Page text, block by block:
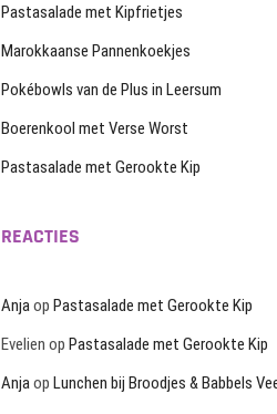
Pastasalade met Kipfrietjes
Marokkaanse Pannenkoekjes
Pokébowls van de Plus in Leersum
Boerenkool met Verse Worst
Pastasalade met Gerookte Kip
REACTIES
Anjaop Pastasalade met Gerookte Kip
Evelien op Pastasalade met Gerookte Kip
Anjaop Lunchen bij Broodjes & Babbels